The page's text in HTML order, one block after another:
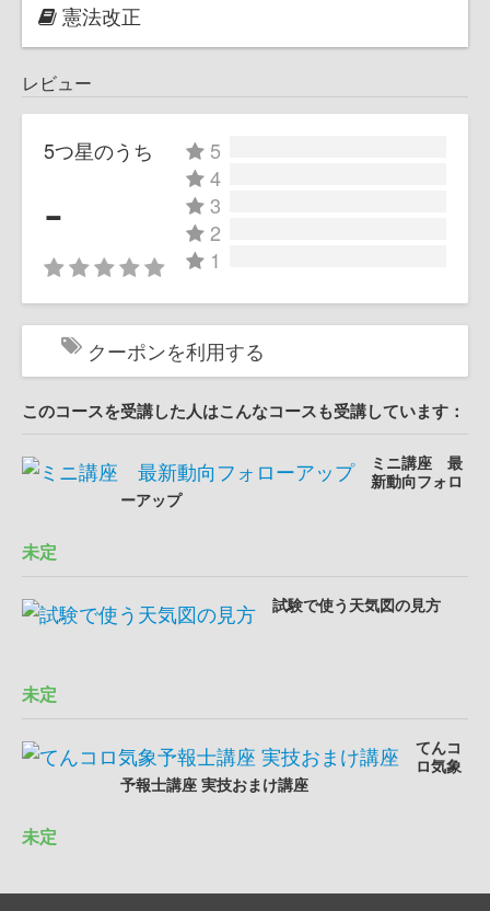
憲法改正
レビュー
5つ星のうち
-
5
4
3
2
1
クーポンを利用する
このコースを受講した人はこんなコースも受講しています：
ミニ講座 最
新動向フォロ
ーアップ
未定
試験で使う天気図の見方
未定
てんコ
ロ気象
予報士講座 実技おまけ講座
未定